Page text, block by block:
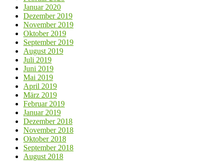
Januar 2020
Dezember 2019
November 2019
Oktober 2019
September 2019
August 2019
Juli 2019
Juni 2019
Mai 2019
April 2019
März 2019
Februar 2019
Januar 2019
Dezember 2018
November 2018
Oktober 2018
September 2018
August 2018